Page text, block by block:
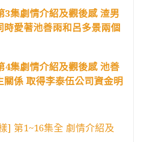
3集劇情介紹及觀後感 渣男
時愛著池善雨和呂多景兩個
4集劇情介紹及觀後感 池善
關係 取得李泰伍公司資金明
] 第1~16集全 劇情介紹及